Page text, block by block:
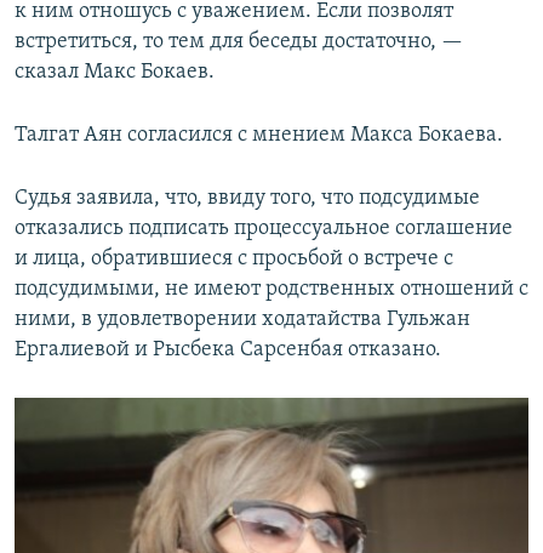
к ним отношусь с уважением. Если позволят
встретиться, то тем для беседы достаточно, —
сказал Макс Бокаев.
Талгат Аян согласился с мнением Макса Бокаева.
Судья заявила, что, ввиду того, что подсудимые
отказались подписать процессуальное соглашение
и лица, обратившиеся с просьбой о встрече с
подсудимыми, не имеют родственных отношений с
ними, в удовлетворении ходатайства Гульжан
Ергалиевой и Рысбека Сарсенбая отказано.